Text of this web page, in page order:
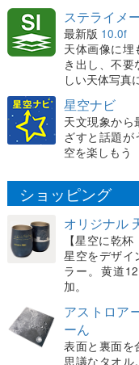
ステライメ
最新版 10.0f
天体画像に埋
き出し、不
しい天体写真
星空ナビ
天文現象から
ざすと話題が
空を楽しもう
ショッピング
オリジナル
【星空に乾
星空をデザイ
ラー。黄道
加。
アストロア
ーん
表面と裏面を
思議なタオル